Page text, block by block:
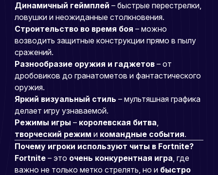
Динамичный геймплей – быстрые перестрелки,
ловушки и неожиданные столкновения.
Строительство во время боя – можно
возводить защитные конструкции прямо в пылу
сражений.
Разнообразие оружия и гаджетов – от
дробовиков до гранатометов и фантастического
оружия.
Яркий визуальный стиль – мультяшная графика
делает игру узнаваемой.
Режимы игры – королевская битва,
творческий режим и командные события.
Почему игроки используют читы в Fortnite?
Fortnite – это очень конкурентная игра, где
важно не только метко стрелять, но и быстро